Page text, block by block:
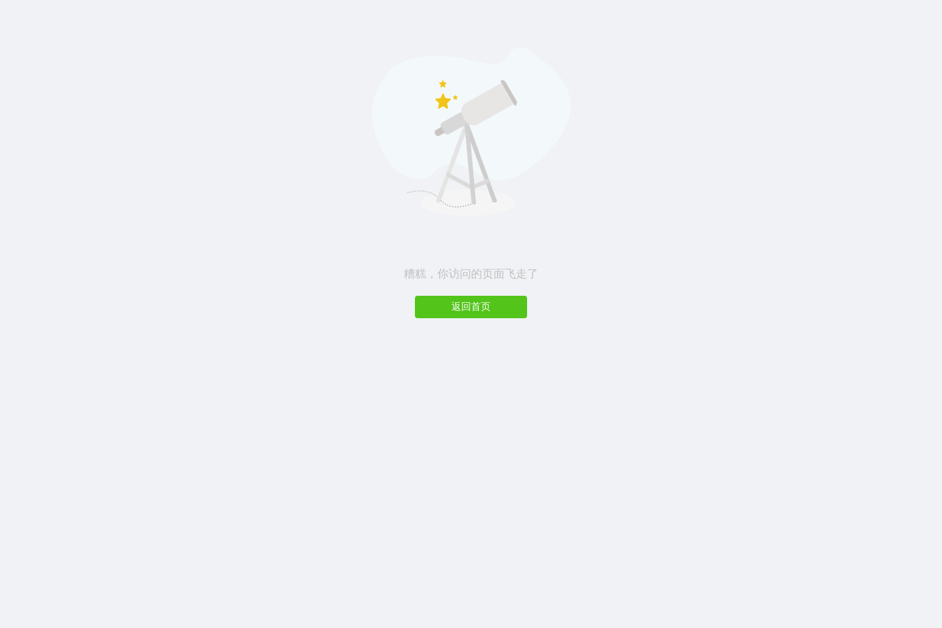
糟糕，你访问的页面飞走了
返回首页